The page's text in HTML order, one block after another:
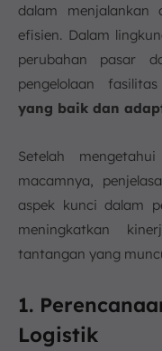
dalam menjalankan
efisien. Dalam
perubahan pasar
pengelolaan
yang baik dan
Setelah
macamnya,
aspek kunci dalam
meningkatkan
tantangan yang
1.
Logistik